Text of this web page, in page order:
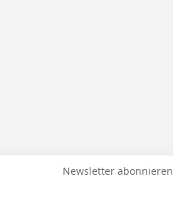
Newsletter abonnieren